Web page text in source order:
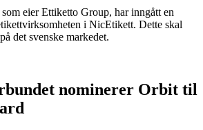
eier Ettiketto Group, har inngått en
i NicEtikett. Dette skal
det svenske markedet.
nominerer Orbit til